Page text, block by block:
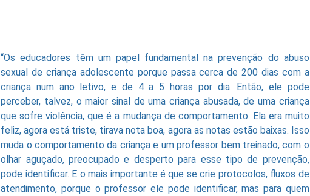
“Os educadores têm um papel fundamental na prevenção do abuso
sexual de criança adolescente porque passa cerca de 200 dias com a
criança num ano letivo, e de 4 a 5 horas por dia. Então, ele pode
perceber, talvez, o maior sinal de uma criança abusada, de uma criança
que sofre violência, que é a mudança de comportamento. Ela era muito
feliz, agora está triste, tirava nota boa, agora as notas estão baixas. Isso
muda o comportamento da criança e um professor bem treinado, com o
olhar aguçado, preocupado e desperto para esse tipo de prevenção,
pode identificar. E o mais importante é que se crie protocolos, fluxos de
atendimento, porque o professor ele pode identificar, mas para quem